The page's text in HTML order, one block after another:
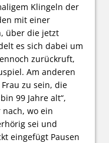
Klingeln der
mit einer
über die jetzt
es sich dabei um
zurückruft,
Am anderen
zu sein, die
99 Jahre alt“,
wo ein
sei und
eingefügt Pausen